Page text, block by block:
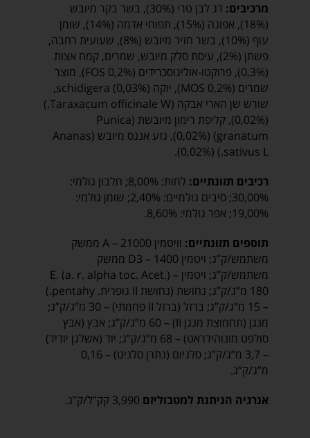
מרכיבים:
דג לבן טרי (30%), בשר בקר מיובש
(18%), אפונה (15%), תפוחי אדמה (14%), שומן
עוף (10%), בשר חזיר מיובש (8%), שעועית רחבה,
פשתן (2%), עיסת סלק מיובש, שמרים, קמח אצות
(0,3%), פרוקטו-אוליגוסכרידים (FOS 0,2%), מוצר
שמרים (MOS 0,2%), יוקה schidigera (0,03%),
שורש שן הארי אבקה (Taraxacum officinale W.)
(0,02%), קליפת רימון מיובשת (Punica
granatum) (0,02%), גזע אננס מיובש (Ananas
sativus L.) (0,02%).
רכיבים תזונתיים:
לחות: 8,00%; חלבון גולמי:
30,00%; סיבים גולמיים: 2,40%; שומן גולמי:
19,00%; אפר גולמי: 8,60%.
תוספים תזונתיים:
וויטמין A – 21000 ממשק
משתמש/ק”ג; ויטמין D3 – 1400 ממשק
משתמש/ק”ג; ויטמין E. (a. r. alpha toc. Acet.) –
180 מ”ג/ק”ג; נחושת (נחושת II גופרית. pentahy.)
– 15 מ”ג/ק”ג; ברזל (ברזל II פחמתי) – 30 מ”ג/ק”ג;
מנגן (תחמוצת מנגן II) – 60 מ”ג/ק”ג; אבץ (אבץ
סולפט מונוהידראט) – 68 מ”ג/ק”ג; יוד (אשלגן יודיד)
– 3,7 מ”ג/ק”ג; סלניום (נתרן סלניט) – 0,16
מ”ג/ק”ג.
אנרגיה הניתנת למטבוליזם